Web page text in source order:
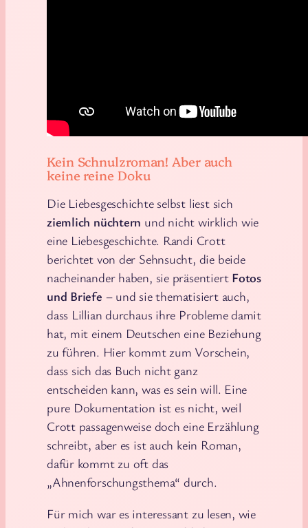
Kein Schnulzroman! Aber auch
keine reine Doku
Die Liebesgeschichte selbst liest sich
ziemlich nüchtern und nicht wirklich wie
eine Liebesgeschichte. Randi Crott
berichtet von der Sehnsucht, die beide
nacheinander haben, sie präsentiert Fotos
und Briefe – und sie thematisiert auch,
dass Lillian durchaus ihre Probleme damit
hat, mit einem Deutschen eine Beziehung
zu führen. Hier kommt zum Vorschein,
dass sich das Buch nicht ganz
entscheiden kann, was es sein will. Eine
pure Dokumentation ist es nicht, weil
Crott passagenweise doch eine Erzählung
schreibt, aber es ist auch kein Roman,
dafür kommt zu oft das
„Ahnenforschungsthema“ durch.
Für mich war es interessant zu lesen, wie